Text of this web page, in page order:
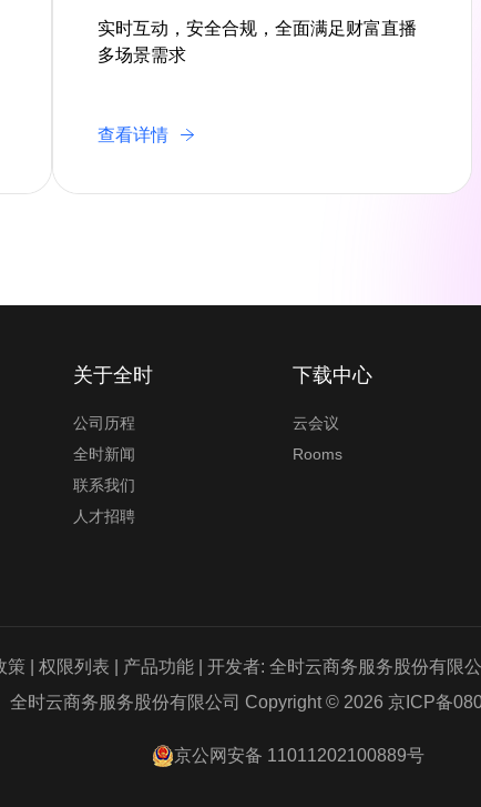
实时互动，安全合规，全面满足财富直播
多场景需求
查看详情
关于全时
公司历程
全时新闻
联系我们
人才招聘
下载中心
云会议
Rooms
策 权限列表 产品功能 | 开发者: 全时云商务服务股份有限
全时云商务服务股份有限公司 Copyright © 2026 京ICP备
京公网安备 11011202100889号